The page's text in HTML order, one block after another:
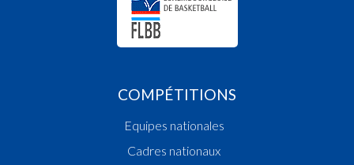
COMPÉTITIONS
Equipes nationales
Cadres nationaux